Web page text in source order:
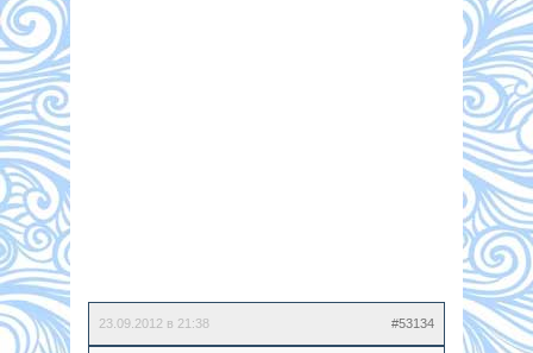
23.09.2012 в 21:38 #53134